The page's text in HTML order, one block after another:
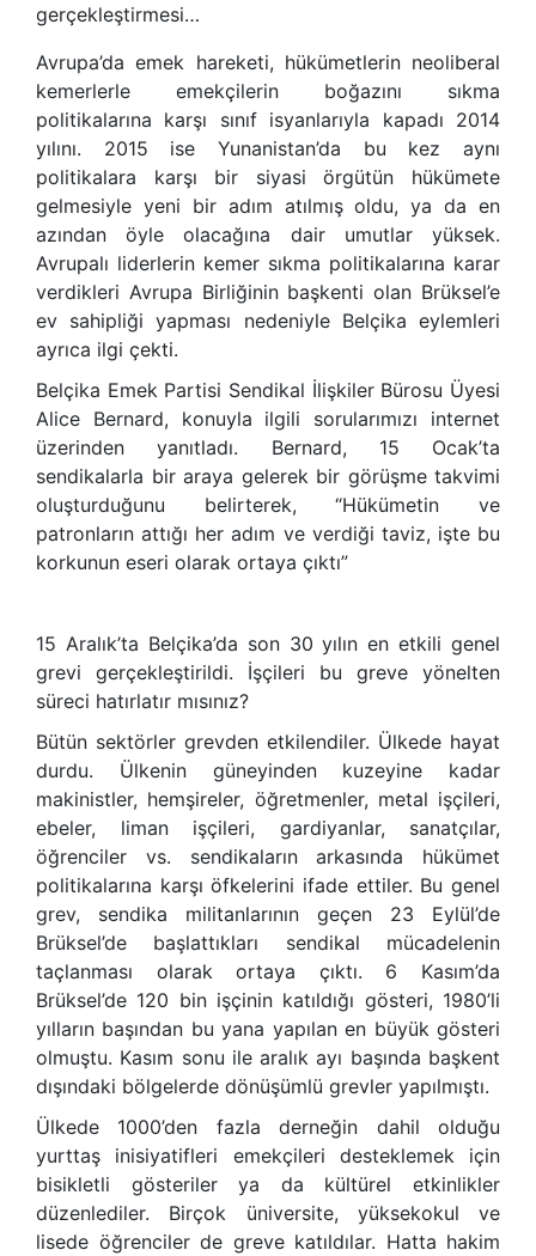
gerçekleştirmesi…
Avrupa’da emek hareketi, hükümetlerin neoliberal
kemerlerle emekçilerin boğazını sıkma
politikalarına karşı sınıf isyanlarıyla kapadı 2014
yılını. 2015 ise Yunanistan’da bu kez aynı
politikalara karşı bir siyasi örgütün hükümete
gelmesiyle yeni bir adım atılmış oldu, ya da en
azından öyle olacağına dair umutlar yüksek.
Avrupalı liderlerin kemer sıkma politikalarına karar
verdikleri Avrupa Birliğinin başkenti olan Brüksel’e
ev sahipliği yapması nedeniyle Belçika eylemleri
ayrıca ilgi çekti.
Belçika Emek Partisi Sendikal İlişkiler Bürosu Üyesi
Alice Bernard, konuyla ilgili sorularımızı internet
üzerinden yanıtladı. Bernard, 15 Ocak’ta
sendikalarla bir araya gelerek bir görüşme takvimi
oluşturduğunu belirterek, “Hükümetin ve
patronların attığı her adım ve verdiği taviz, işte bu
korkunun eseri olarak ortaya çıktı”
15 Aralık’ta Belçika’da son 30 yılın en etkili genel
grevi gerçekleştirildi. İşçileri bu greve yönelten
süreci hatırlatır mısınız?
Bütün sektörler grevden etkilendiler. Ülkede hayat
durdu. Ülkenin güneyinden kuzeyine kadar
makinistler, hemşireler, öğretmenler, metal işçileri,
ebeler, liman işçileri, gardiyanlar, sanatçılar,
öğrenciler vs. sendikaların arkasında hükümet
politikalarına karşı öfkelerini ifade ettiler. Bu genel
grev, sendika militanlarının geçen 23 Eylül’de
Brüksel’de başlattıkları sendikal mücadelenin
taçlanması olarak ortaya çıktı. 6 Kasım’da
Brüksel’de 120 bin işçinin katıldığı gösteri, 1980’li
yılların başından bu yana yapılan en büyük gösteri
olmuştu. Kasım sonu ile aralık ayı başında başkent
dışındaki bölgelerde dönüşümlü grevler yapılmıştı.
Ülkede 1000’den fazla derneğin dahil olduğu
yurttaş inisiyatifleri emekçileri desteklemek için
bisikletli gösteriler ya da kültürel etkinlikler
düzenlediler. Birçok üniversite, yüksekokul ve
lisede öğrenciler de greve katıldılar. Hatta hakim